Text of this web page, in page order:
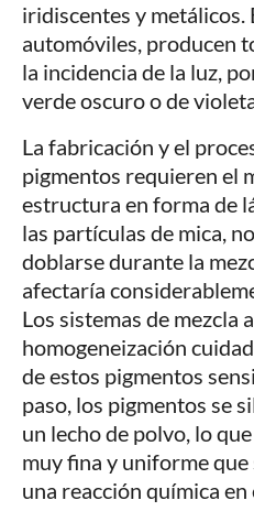
iridiscentes y metálicos.
automóviles, producen
la incidencia de la luz,
verde oscuro o de
La fabricación y el
pigmentos requieren el
estructura en forma de
las partículas de mica,
doblarse durante la
afectaría
Los sistemas de mezcla
homogeneización
de estos pigmentos
paso, los pigmentos se
un lecho de polvo, lo
muy fina y uniforme
una reacción química en